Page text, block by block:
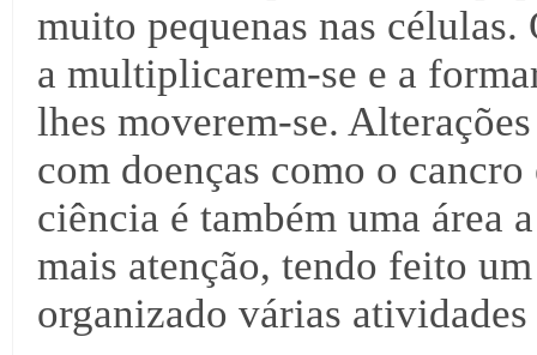
muito pequenas nas células.
a multiplicarem-se e a
lhes moverem-se.
com doenças como o
ciência é também uma área
mais atenção, tendo feito
organizado várias